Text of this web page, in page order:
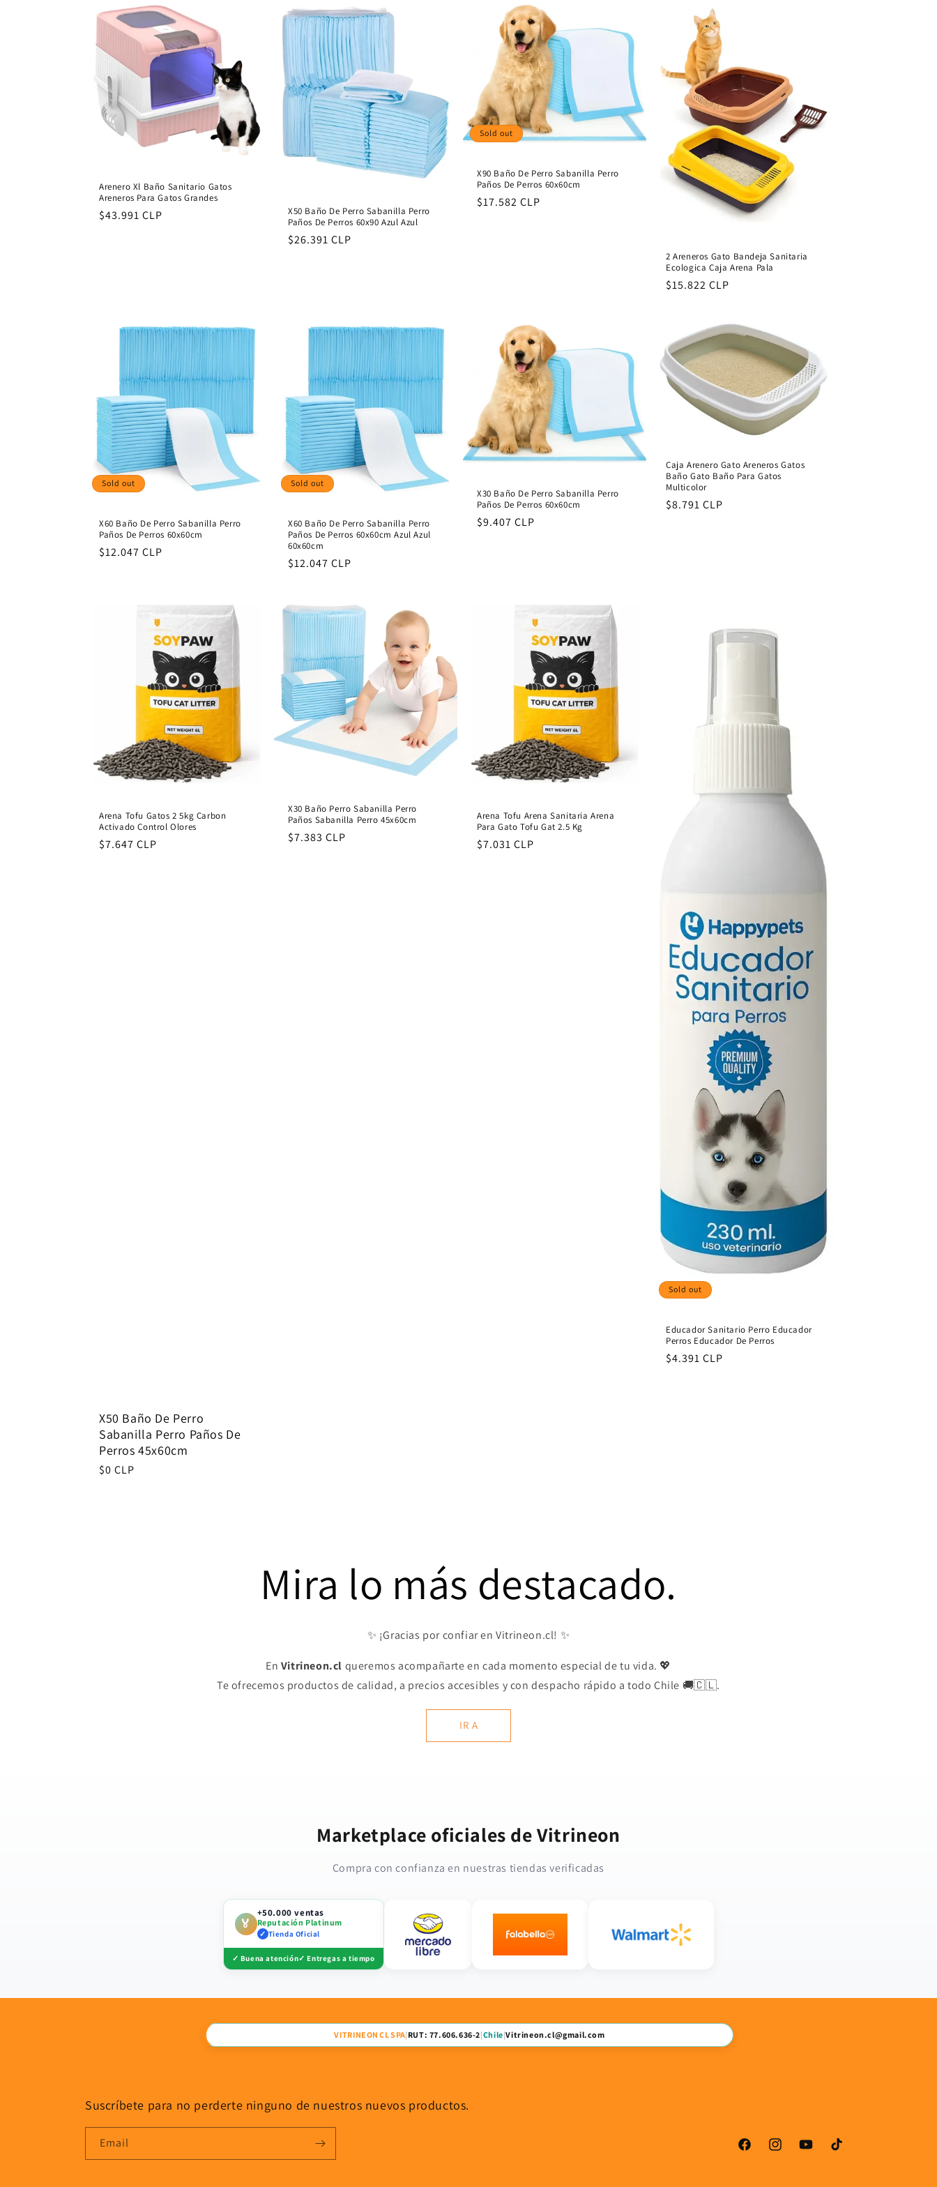
e
c
o
n
Arenero Xl Baño Sanitario Gatos
Areneros Para Gatos Grandes
Regular
$43.991 CLP
X50 Baño De Perro Sabanilla Perro
Paños De Perros 60x90 Azul Azul
Regular
$26.391 CLP
Sold out
X90 Baño De Perro Sabanilla Perro
Paños De Perros 60x60cm
Regular
$17.582 CLP
2 Areneros Gato Bandeja Sanitaria
Ecologica Caja Arena Pala
Regular
$15.822 CLP
Sold out
X60 Baño De Perro Sabanilla Perro
Paños De Perros 60x60cm
Regular
$12.047 CLP
Sold out
X60 Baño De Perro Sabanilla Perro
Paños De Perros 60x60cm Azul Azul
60x60cm
Regular
$12.047 CLP
X30 Baño De Perro Sabanilla Perro
Paños De Perros 60x60cm
Regular
$9.407 CLP
Caja Arenero Gato Areneros Gatos
Baño Gato Baño Para Gatos
Multicolor
Regular
$8.791 CLP
Arena Tofu Gatos 2 5kg Carbon
Activado Control Olores
Regular
$7.647 CLP
X30 Baño Perro Sabanilla Perro
Paños Sabanilla Perro 45x60cm
Regular
$7.383 CLP
Arena Tofu Arena Sanitaria Arena
Para Gato Tofu Gat 2.5 Kg
Regular
$7.031 CLP
Sold out
Educador Sanitario Perro Educador
Perros Educador De Perros
Regular
$4.391 CLP
X50 Baño De Perro
Sabanilla Perro Paños De
Perros 45x60cm
Regular
$0 CLP
Mira lo más destacado.
✨ ¡Gracias por confiar en Vitrineon.cl! ✨
En Vitrineon.cl queremos acompañarte en cada momento especial de tu vida. 💖
Te ofrecemos productos de calidad, a precios accesibles y con despacho rápido a todo Chile 🚚🇨🇱.
IR A
Marketplace oficiales de Vitrineon
Compra con confianza en nuestras tiendas verificadas
🏅
+50.000 ventas
Reputación Platinum
✓ Tienda Oficial
✓ Buena atención✓ Entregas a tiempo
VITRINEON CL SPA| RUT: 77.606.636-2|Chile|Vitrineon.cl@gmail.com
Suscríbete para no perderte ninguno de nuestros nuevos productos.
Email
FacebookInstagramYouTubeTikTok